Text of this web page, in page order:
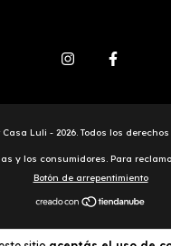
Casa Luli - 2026. Todos los
y los consumidores. Para
Botón de arrepentimiento